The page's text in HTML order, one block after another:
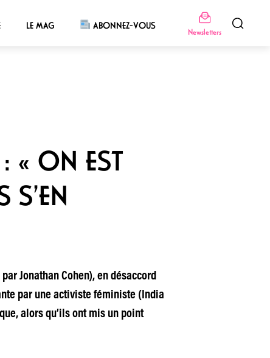
LE MAG ABONNEZ-VOUS
Newsletters
: « ON EST
S’EN
Jonathan Cohen), en désaccord
par une activiste féministe (India
alors qu’ils ont mis un point